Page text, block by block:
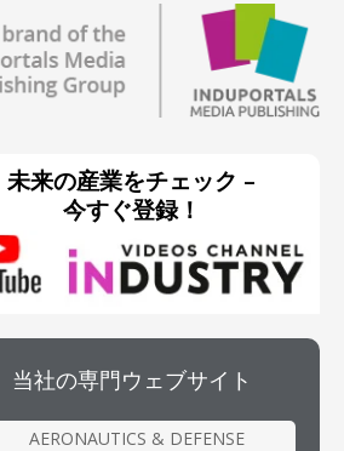
未来の産業をチェック –
今すぐ登録！
当社の専門ウェブサイト
AERONAUTICS & DEFENSE